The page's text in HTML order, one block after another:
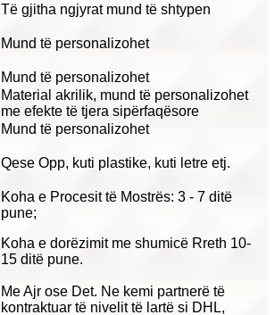
Të gjitha ngjyrat mund të shtypen
Mund të personalizohet
Mund të personalizohet
Material akrilik, mund të personalizohet
me efekte të tjera sipërfaqësore
Mund të personalizohet
Qese Opp, kuti plastike, kuti letre etj.
Koha e Procesit të Mostrës: 3 - 7 ditë
pune;
Koha e dorëzimit me shumicë Rreth 10-
15 ditë pune.
Me Ajr ose Det. Ne kemi partnerë të
kontraktuar të nivelit të lartë si DHL,